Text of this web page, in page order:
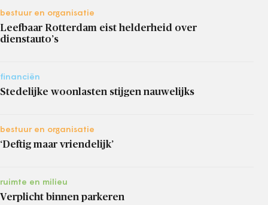
bestuur en organisatie
Leefbaar Rotterdam eist helderheid over
dienstauto’s
financiën
Stedelijke woonlasten stijgen nauwelijks
bestuur en organisatie
‘Deftig maar vriendelijk’
ruimte en milieu
Verplicht binnen parkeren